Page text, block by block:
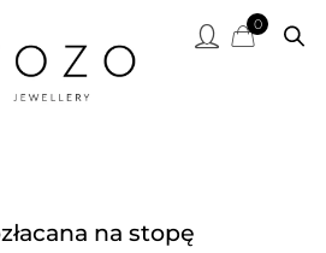
0
na stopę